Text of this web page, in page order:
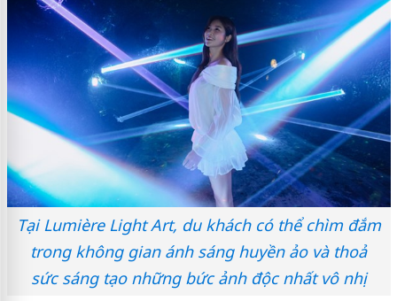
Tại Lumière Light Art, du khách có thể chìm đắm
trong không gian ánh sáng huyền ảo và thoả
sức sáng tạo những bức ảnh độc nhất vô nhị